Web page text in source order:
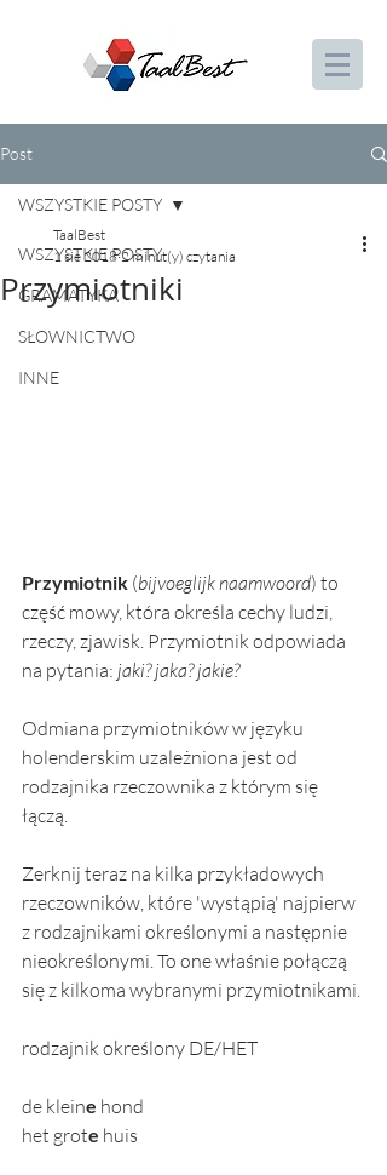
Post
WSZYSTKIE POSTY
GRAMATYKA
SŁOWNICTWO
INNE
WSZYSTKIE POSTY
Przymiotniki
TaalBest
1 sie 2018 2 minut(y) czytania
Przymiotnik (bijvoeglijk naamwoord) to
część mowy, która określa cechy ludzi,
rzeczy, zjawisk. Przymiotnik odpowiada
na pytania: jaki? jaka? jakie?
Odmiana przymiotników w języku
holenderskim uzależniona jest od
rodzajnika rzeczownika z którym się
łączą.
Zerknij teraz na kilka przykładowych
rzeczowników, które 'wystąpią' najpierw
z rodzajnikami określonymi a następnie
nieokreślonymi. To one właśnie połączą
się z kilkoma wybranymi przymiotnikami.
rodzajnik określony DE/HET
de kleine hond
het grote huis